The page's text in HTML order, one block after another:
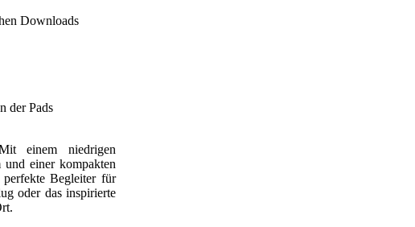
Downloads
der Pads
einem niedrigen
einer kompakten
Begleiter für
oder das inspirierte